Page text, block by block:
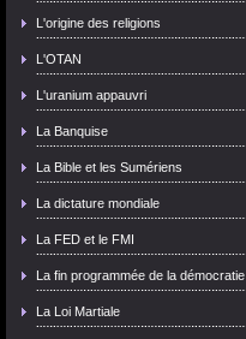
L'origine des religions
L'OTAN
L'uranium appauvri
La Banquise
La Bible et les Sumériens
La dictature mondiale
La FED et le FMI
La fin programmée de la démocratie
La Loi Martiale